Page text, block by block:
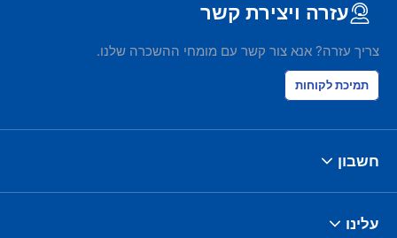
עזרה ויצירת קשר
צריך עזרה? אנא צור קשר עם מומחי ההשכרה שלנו.
תמיכת לקוחות
חשבון
עלינו